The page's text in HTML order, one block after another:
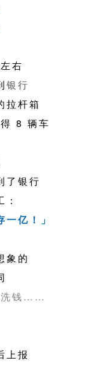
右
银行
杆箱
8 辆车
了银行
亿！」
象的
洗钱……
上报